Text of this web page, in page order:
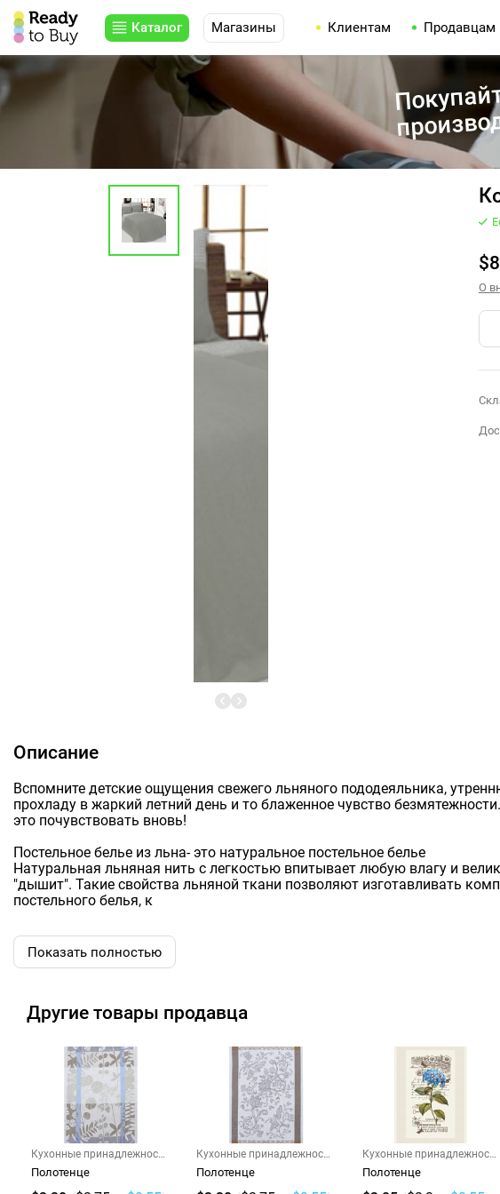
Каталог Магазины Клиентам Продавцам
О
Описание
Вспомните детские ощущения свежего льняного пододеяльника,
прохладу в жаркий летний день и то блаженное чувство
это почувствовать вновь!
Постельное белье из льна- это натуральное постельное белье
Натуральная льняная нить с легкостью впитывает любую влагу и
"дышит". Такие свойства льняной ткани позволяют изготавливать
постельного белья, к
Показать полностью
Другие товары продавца
Кухонные принадлежности
и г...
Полотенце
Кухонные принадлежности
и г...
Полотенце
Кухонные принадлежности
и г...
Полотенце